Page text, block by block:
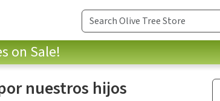
on Sale!
nuestros hijos